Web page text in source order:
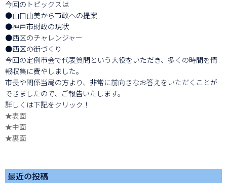
今回のトピックスは
●山口由美から市政への提案
●神戸市財政の現状
●西区のチャレンジャー
●西区の街づくり
今回の定例市会で代表質問という大役をいただき、多くの時間を情
報収集に費やしました。
市長や関係当局の方より、非常に前向きなお答えをいただくことが
できましたので、ご報告いたします。
詳しくは下記をクリック！
★表面
★中面
★裏面
最近の投稿